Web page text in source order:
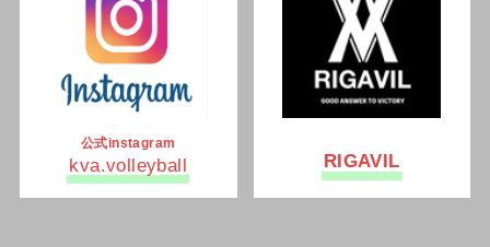
公式instagram
kva.volleyball RIGAVIL